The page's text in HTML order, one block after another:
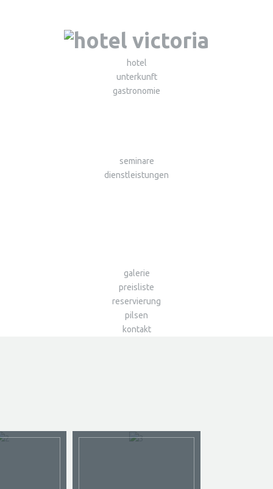
hotel
unterkunft
gastronomie
seminare
dienstleistungen
galerie
preisliste
reservierung
pilsen
kontakt